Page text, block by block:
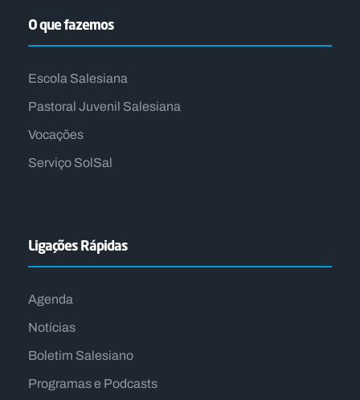
O que fazemos
Escola Salesiana
Pastoral Juvenil Salesiana
Vocações
Serviço SolSal
Ligações Rápidas
Agenda
Notícias
Boletim Salesiano
Programas e Podcasts